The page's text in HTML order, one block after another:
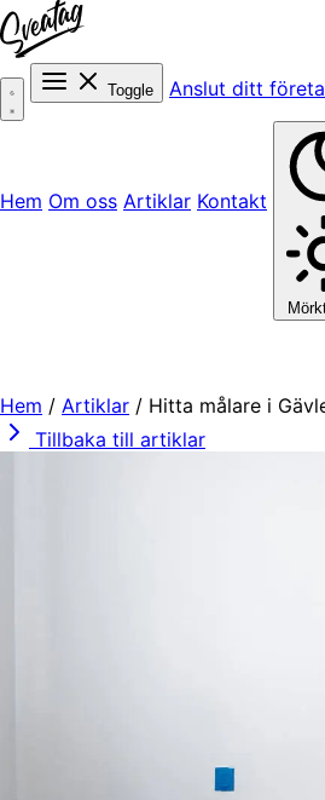
Toggle Anslut ditt
Hem Om oss Artiklar Kontakt
Hem / Artiklar / Hitta målare i
Tillbaka till artiklar